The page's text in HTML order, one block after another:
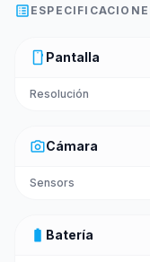
list_alt
smartphone Pantalla
Resolución
photo_cameraCámara
Sensors
battery_full Batería